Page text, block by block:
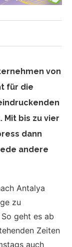
von
für die
Mit bis zu vier
dann
andere
Antalya
zu
geht es ab
Zeiten
auch